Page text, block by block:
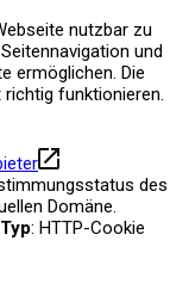
nutzbar zu
und
ermöglichen. Die
funktionieren.
des
Domäne.
Typ: HTTP-Cookie